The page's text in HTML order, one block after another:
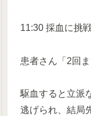
11:30 採血に挑戦
患者さん「2回
駆血すると立派
逃げられ、結局